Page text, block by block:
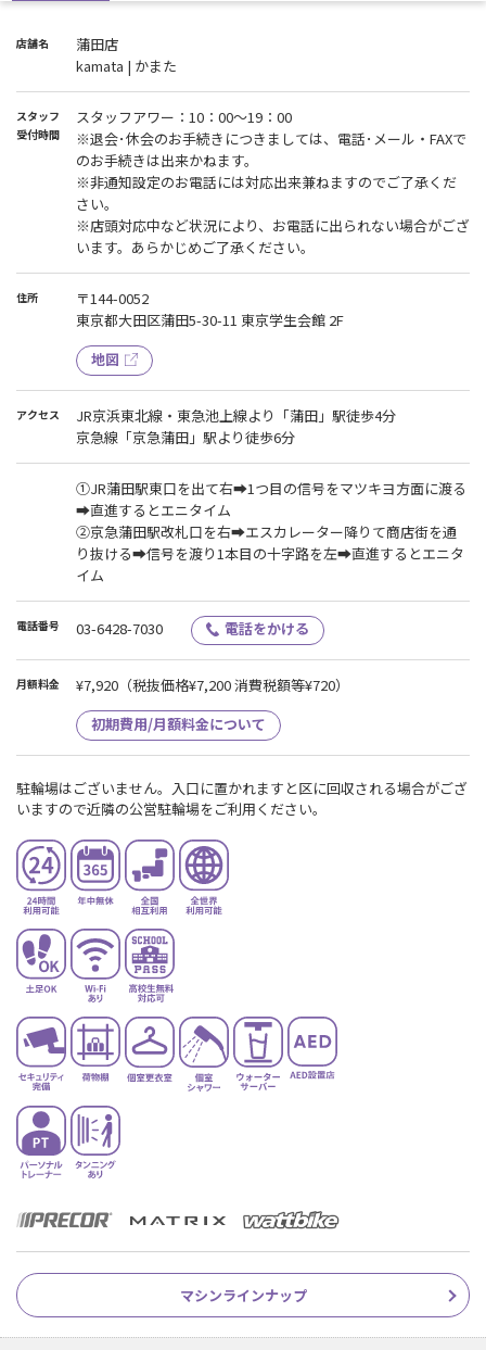
店舗名
蒲田店
kamata | かまた
スタッフ
受付時間
スタッフアワー：10：00～19：00
※退会･休会のお手続きにつきましては、電話･メール・FAXで
のお手続きは出来かねます。
※非通知設定のお電話には対応出来兼ねますのでご了承くだ
さい。
※店頭対応中など状況により、お電話に出られない場合がござ
います。あらかじめご了承ください。
住所
〒144-0052
東京都大田区蒲田5-30-11 東京学生会館 2F
地図
アクセス
JR京浜東北線・東急池上線より「蒲田」駅徒歩4分
京急線「京急蒲田」駅より徒歩6分
①JR蒲田駅東口を出て右➡1つ目の信号をマツキヨ方面に渡る
➡直進するとエニタイム
②京急蒲田駅改札口を右➡エスカレーター降りて商店街を通
り抜ける➡信号を渡り1本目の十字路を左➡直進するとエニタ
イム
電話番号 03-6428-7030 電話をかける
月額料金 ¥7,920 （税抜価格¥7,200 消費税額等¥720）
初期費用/月額料金について
駐輪場はございません。入口に置かれますと区に回収される場合がござ
いますので近隣の公営駐輪場をご利用ください。
マシンラインナップ